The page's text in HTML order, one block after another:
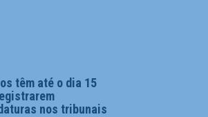
têm até o dia 15
nos tribunais